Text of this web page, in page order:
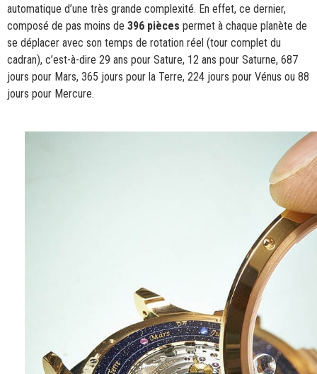
automatique d’une très grande complexité. En effet, ce dernier,
composé de pas moins de 396 pièces permet à chaque planète de
se déplacer avec son temps de rotation réel (tour complet du
cadran), c’est-à-dire 29 ans pour Sature, 12 ans pour Saturne, 687
jours pour Mars, 365 jours pour la Terre, 224 jours pour Vénus ou 88
jours pour Mercure.